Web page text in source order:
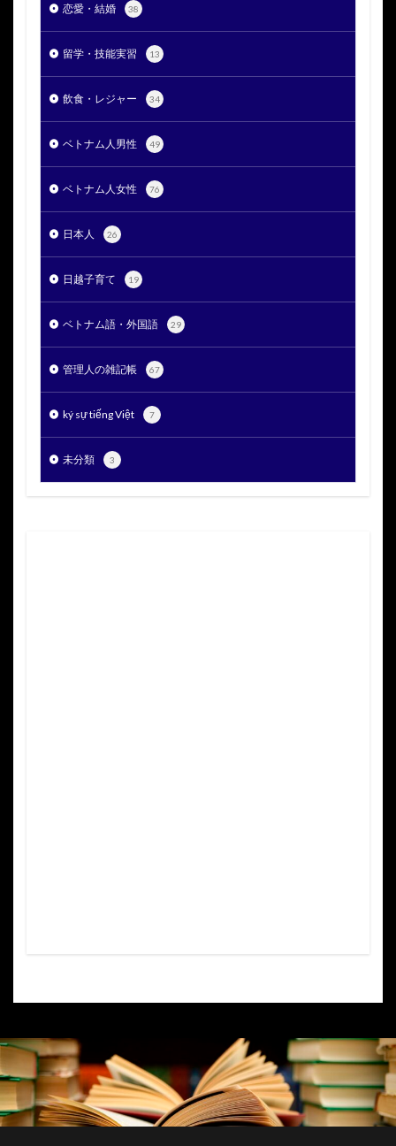
恋愛・結婚 38
留学・技能実習 13
飲食・レジャー 34
ベトナム人男性 49
ベトナム人女性 76
日本人 26
日越子育て 19
ベトナム語・外国語 29
管理人の雑記帳 67
ký sự tiếng Việt 7
未分類 3